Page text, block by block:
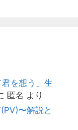
を想う」生
匿名 より
〜解説と